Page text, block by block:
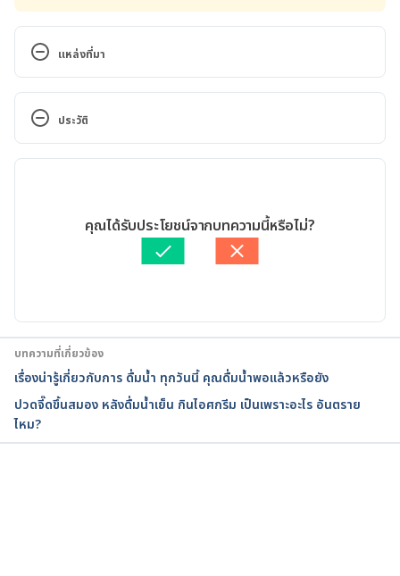
แหล่งที่มา
Why Am I Always
Thirsty?. https://www.webmd.com/a-to-z-
guides/why-am-i-always-thirsty#1. Accessed on
thirst. https://www.nhs.uk/conditions/thirst/.
Accessed on June 21 2019.
y-mouth-and-excessive-thirst. Accessed August 24,
2023.
Polydipsia.
https://www.diabetes.co.uk/symptoms/polydipsia.h
tml. Accessed August 24, 2023.
ประวัติ
เขียนโดย Sopista Kongchon
ตรวจสอบความถูกต้องของข้อมูลโดยทีม Hello คุณหมอ
พลอย วงษ์วิไล
คุณได้รับประโยชน์จากบทความนี้หรือไม่?
บทความที่เกี่ยวข้อง
เรื่องน่ารู้เกี่ยวกับการ ดื่มน้ำ ทุกวันนี้ คุณดื่มน้ำพอแล้วหรือยัง
ปวดจี๊ดขึ้นสมอง หลังดื่มน้ำเย็น กินไอศกรีม เป็นเพราะอะไร อันตราย
ไหม?